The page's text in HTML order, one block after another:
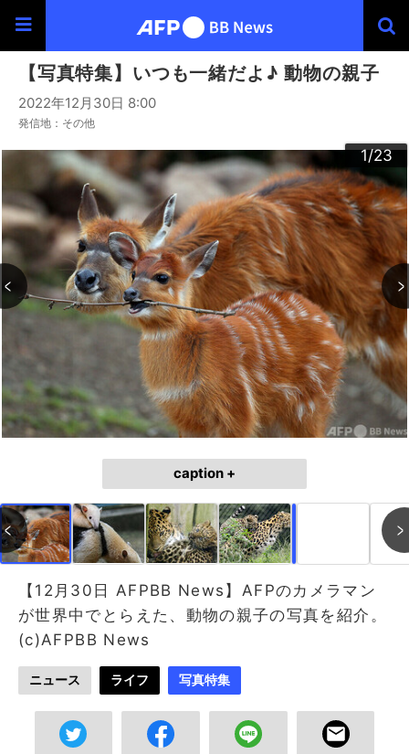
【写真特集】いつも一緒だよ♪ 動物の親子
2022年12月30日 8:00
発信地：その他
1/23
2/23
3/23
4/23
5/23
6/23
7/23
8/23
9/23
10/23
11/23
12/23
13/23
14/23
15/23
16/23
17/23
18/23
19/23
20/23
21/23
22/23
23/23
caption +
成中 画像作成中
【12月30日 AFPBB News】AFPのカメラマン
が世界中でとらえた、動物の親子の写真を紹介。
(c)AFPBB News
ニュース ライフ 写真特集